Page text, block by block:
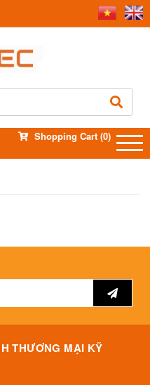
Shopping Cart (0)
THƯƠNG MẠI KỸ